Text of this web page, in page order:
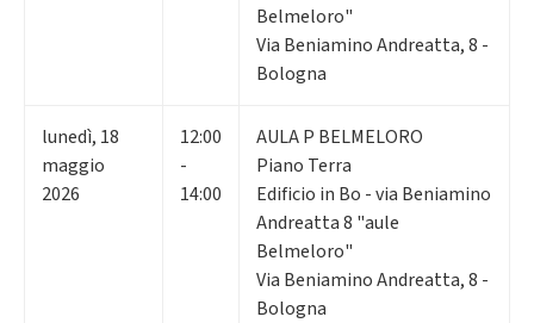
Belmeloro"
Via Beniamino Andreatta, 8 -
Bologna
lunedì, 18
maggio
2026
12:00
-
14:00
AULA P BELMELORO
Piano Terra
Edificio in Bo - via Beniamino
Andreatta 8 "aule
Belmeloro"
Via Beniamino Andreatta, 8 -
Bologna